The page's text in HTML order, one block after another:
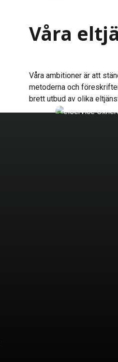
Våra
Våra ambitioner är att
metoderna och
brett utbud av olika